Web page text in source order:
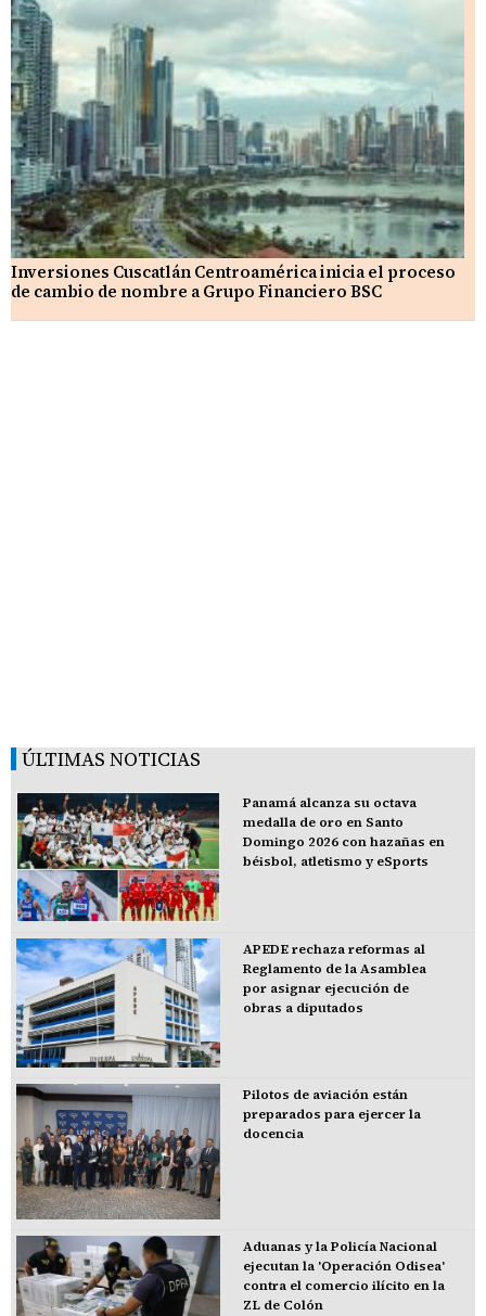
Inversiones Cuscatlán Centroamérica inicia el proceso
de cambio de nombre a Grupo Financiero BSC
ÚLTIMAS NOTICIAS
Panamá alcanza su octava
medalla de oro en Santo
Domingo 2026 con hazañas en
béisbol, atletismo y eSports
APEDE rechaza reformas al
Reglamento de la Asamblea
por asignar ejecución de
obras a diputados
Pilotos de aviación están
preparados para ejercer la
docencia
Aduanas y la Policía Nacional
ejecutan la 'Operación Odisea'
contra el comercio ilícito en la
ZL de Colón